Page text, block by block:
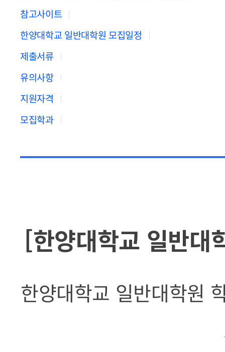
참고사이트
한양대학교 일반대학원 모집일정
제출서류
유의사항
지원자격
모집학과
[한양대학교 일반대
한양대학교 일반대학원